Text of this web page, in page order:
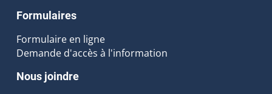
Formulaires
Formulaire en ligne
Demande d'accès à l'information
Nous joindre